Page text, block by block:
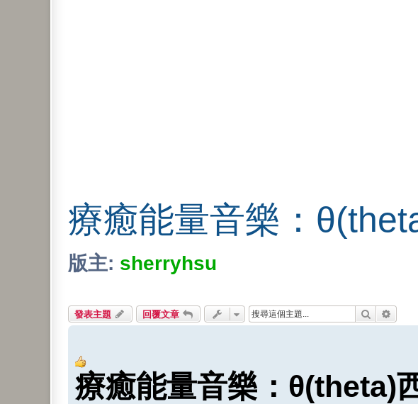
療癒能量音樂：
版主: sherryhsu
發表主題 回覆文章 搜尋
療癒能量音樂：θ(theta)